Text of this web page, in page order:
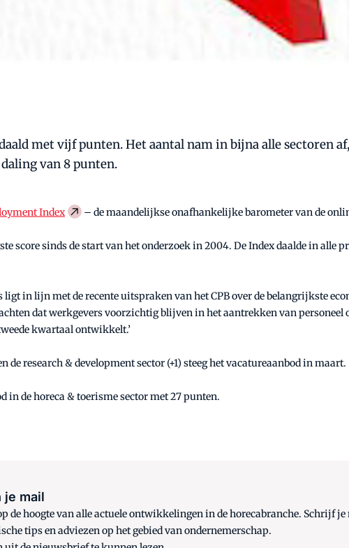
met vijf punten. Het aantal nam in bijna alle sectoren
van 8 punten.
Index – de maandelijkse onafhankelijke barometer van de
score sinds de start van het onderzoek in 2004. De Index daalde in alle
in lijn met de recente uitspraken van het CPB over de belangrijkste
dat werkgevers voorzichtig blijven in het aantrekken van
kwartaal ontwikkelt.’
de research & development sector (+1) steeg het vacatureaanbod in maart.
in de horeca & toerisme sector met 27 punten.
je mail
de hoogte van alle actuele ontwikkelingen in de horecabranche. Schrijf
tips en adviezen op het gebied van ondernemerschap.